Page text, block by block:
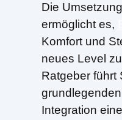
Die
ermöglicht es,
Komfort und
neues Level
Ratgeber führt
Integration